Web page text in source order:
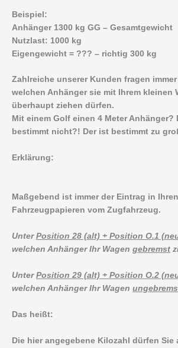
Beispiel:
Anhänger 1300 kg GG – Gesamtgewicht
Nutzlast: 1000 kg
Eigengewicht = ??? – richtig 300 kg
Zahlreiche unserer Kunden fragen
welchen Anhänger sie mit Ihrem kleinen
überhaupt ziehen dürfen.
Mit einem Golf einen 4 Meter Anhänger?
bestimmt nicht?! Der ist bestimmt zu
Erklärung:
Maßgebend ist immer der Eintrag in Ihren
Fahrzeugpapieren vom Zugfahrzeug.
Unter Position 28 (alt) + Position O.1
welchen Anhänger Ihr Wagen gebremst
Unter Position 29 (alt) + Position O.2
welchen Anhänger Ihr Wagen
Das heißt:
Die hier angegebene Kilozahl dürfen Sie